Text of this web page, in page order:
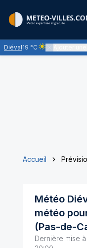
Diéval19 °C
Ciel clair -
Accueil
Météo
météo
(Pas-de-
Dernière mise